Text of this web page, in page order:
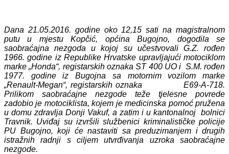
Dana 21.05.2016. godine oko 12,15 sati na magistralnom
putu u mjestu Kopčić, općina Bugojno, dogodila se
saobraćajna nezgoda u kojoj su učestvovali G.Z. rođen
1966. godine iz Republike Hrvatske upravljajući motociklom
marke „Honda“, registarskih oznaka ST 400 UO i S.M. rođen
1977. godine iz Bugojna sa motornim vozilom marke
„Renault-Megan“, registarskih oznaka E69-A-718.
Prilikom saobraćajne nezgode teže tjelesne povrede
zadobio je motociklista, kojem je medicinska pomoć pružena
u domu zdravlja Donji Vakuf, a zatim i u kantonalnoj bolnici
Travnik. Uviđaj su izvršili službenici kriminalističke policije
PU Bugojno, koji će nastaviti sa preduzimanjem i drugih
istražnih radnji s ciljem utvrđivanja uzroka saobraćajne
nezgode.